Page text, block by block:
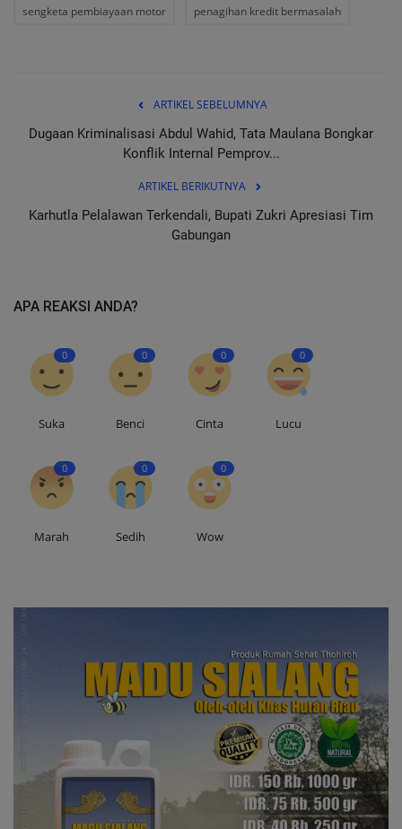
sengketa pembiayaan motor penagihan kredit bermasalah
ARTIKEL SEBELUMNYA
Dugaan Kriminalisasi Abdul Wahid, Tata Maulana Bongkar
Konflik Internal Pemprov...
ARTIKEL BERIKUTNYA
Karhutla Pelalawan Terkendali, Bupati Zukri Apresiasi Tim
Gabungan
APA REAKSI ANDA?
0
Suka
0
Benci
0
Cinta
0
Lucu
0
Marah
0
Sedih
0
Wow